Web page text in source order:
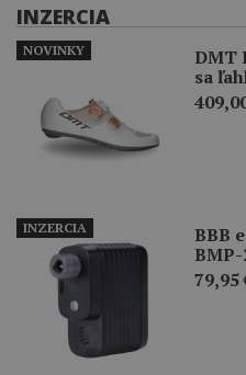
INZERCIA
DMT
sa
NOVINKY
BBB
79,95
INZERCIA